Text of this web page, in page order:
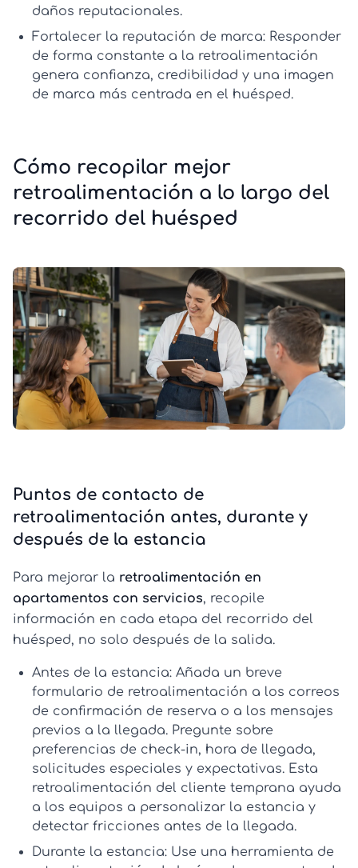
daños reputacionales.
Fortalecer la reputación de marca: Responder
de forma constante a la retroalimentación
genera confianza, credibilidad y una imagen
de marca más centrada en el huésped.
Cómo recopilar mejor
retroalimentación a lo largo del
recorrido del huésped
Puntos de contacto de
retroalimentación antes, durante y
después de la estancia
Para mejorar la retroalimentación en
apartamentos con servicios, recopile
información en cada etapa del recorrido del
huésped, no solo después de la salida.
Antes de la estancia: Añada un breve
formulario de retroalimentación a los correos
de confirmación de reserva o a los mensajes
previos a la llegada. Pregunte sobre
preferencias de check-in, hora de llegada,
solicitudes especiales y expectativas. Esta
retroalimentación del cliente temprana ayuda
a los equipos a personalizar la estancia y
detectar fricciones antes de la llegada.
Durante la estancia: Use una herramienta de